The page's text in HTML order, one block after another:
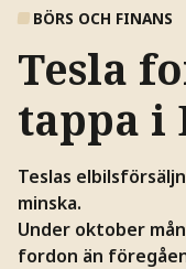
BÖRS OCH FINANS
Tesla
tappa i
Teslas
minska.
Under oktober
fordon än